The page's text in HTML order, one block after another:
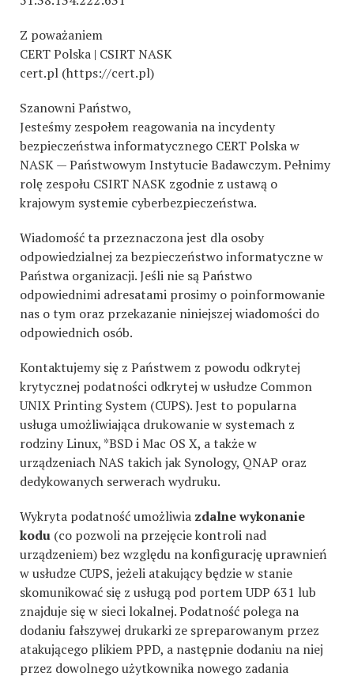
Z poważaniem
CERT Polska | CSIRT NASK
cert.pl (https://cert.pl)
Szanowni Państwo,
Jesteśmy zespołem reagowania na incydenty
bezpieczeństwa informatycznego CERT Polska w
NASK — Państwowym Instytucie Badawczym. Pełnimy
rolę zespołu CSIRT NASK zgodnie z ustawą o
krajowym systemie cyberbezpieczeństwa.
Wiadomość ta przeznaczona jest dla osoby
odpowiedzialnej za bezpieczeństwo informatyczne w
Państwa organizacji. Jeśli nie są Państwo
odpowiednimi adresatami prosimy o poinformowanie
nas o tym oraz przekazanie niniejszej wiadomości do
odpowiednich osób.
Kontaktujemy się z Państwem z powodu odkrytej
krytycznej podatności odkrytej w usłudze Common
UNIX Printing System (CUPS). Jest to popularna
usługa umożliwiająca drukowanie w systemach z
rodziny Linux, *BSD i Mac OS X, a także w
urządzeniach NAS takich jak Synology, QNAP oraz
dedykowanych serwerach wydruku.
Wykryta podatność umożliwia zdalne wykonanie
kodu (co pozwoli na przejęcie kontroli nad
urządzeniem) bez względu na konfigurację uprawnień
w usłudze CUPS, jeżeli atakujący będzie w stanie
skomunikować się z usługą pod portem UDP 631 lub
znajduje się w sieci lokalnej. Podatność polega na
dodaniu fałszywej drukarki ze spreparowanym przez
atakującego plikiem PPD, a następnie dodaniu na niej
przez dowolnego użytkownika nowego zadania